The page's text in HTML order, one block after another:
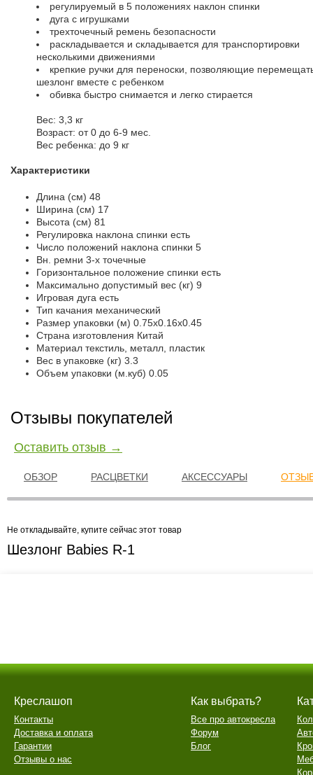
регулируемый в 5 положениях наклон спинки
дуга с игрушками
трехточечный ремень безопасности
раскладывается и складывается для транспортировки
несколькими движениями
крепкие ручки для переноски, позволяющие
шезлонг вместе с ребенком
обивка быстро снимается и легко стирается
Вес: 3,3 кг
Возраст: от 0 до 6-9 мес.
Вес ребенка: до 9 кг
Характеристики
Длина (см) 48
Ширина (см) 17
Высота (см) 81
Регулировка наклона спинки есть
Число положений наклона спинки 5
Вн. ремни 3-х точечные
Горизонтальное положение спинки есть
Максимально допустимый вес (кг) 9
Игровая дуга есть
Тип качания механический
Размер упаковки (м) 0.75x0.16x0.45
Страна изготовления Китай
Материал текстиль, металл, пластик
Вес в упаковке (кг) 3.3
Объем упаковки (м.куб) 0.05
Отзывы покупателей
Оставить отзыв →
ОБЗОР РАСЦВЕТКИ АКСЕССУАРЫ
Не откладывайте, купите сейчас этот товар
Шезлонг Babies R-1
Креслашоп
Контакты
Доставка и оплата
Гарантии
Отзывы о нас
Как выбрать?
Все про автокресла
Форум
Блог